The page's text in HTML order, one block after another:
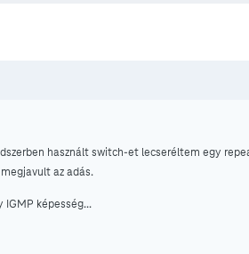
használt switch-et lecseréltem egy
az adás.
képesség...